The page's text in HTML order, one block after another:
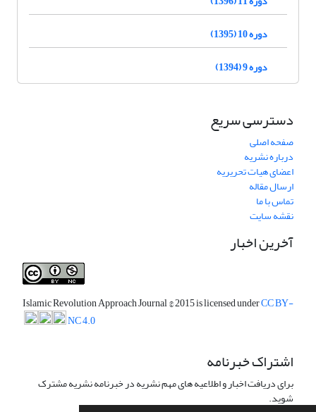
دوره 10 (1395)
دوره 9 (1394)
دسترسی سریع
صفحه اصلی
درباره نشریه
اعضای هیات تحریریه
ارسال مقاله
تماس با ما
نقشه سایت
آخرین اخبار
Islamic Revolution Approach Journal© 2015 is licensed underCC BY-
NC 4.0
اشتراک خبرنامه
برای دریافت اخبار و اطلاعیه های مهم نشریه در خبرنامه نشریه مشترک
شوید.